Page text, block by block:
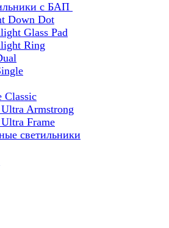
с БАП
Down Dot
Glass Pad
Ring
Classic
Armstrong
Frame
светильники